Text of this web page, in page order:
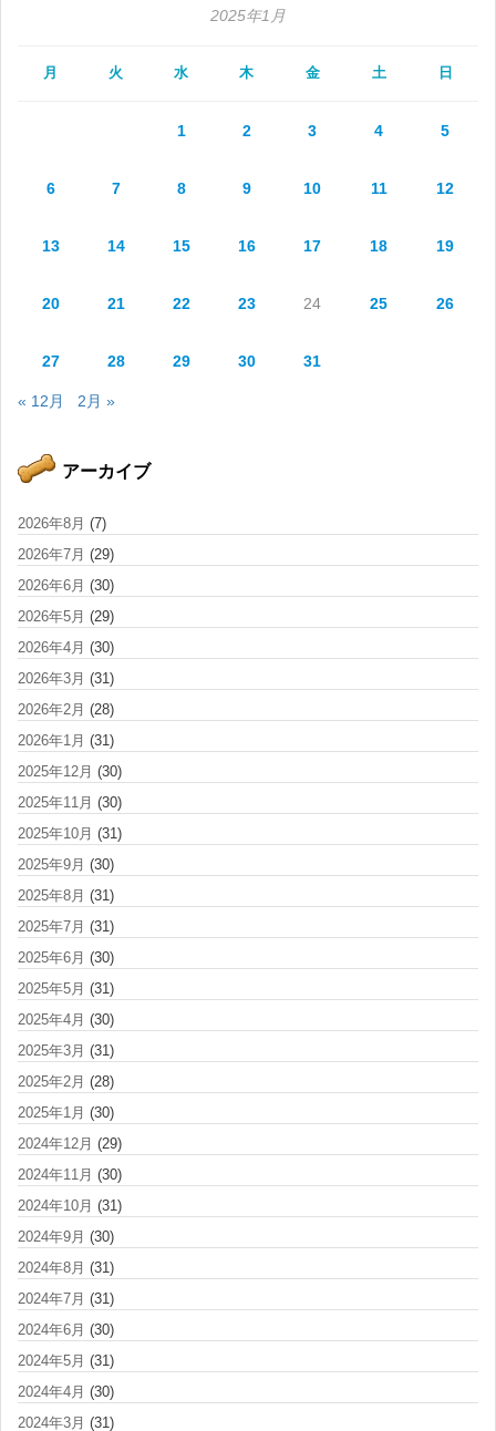
2025年1月
月 火 水 木 金 土 日
1 2 3 4 5
6 7 8 9 10 11 12
13 14 15 16 17 18 19
20 21 22 23 24 25 26
27 28 29 30 31
« 12月 2月 »
アーカイブ
2026年8月 (7)
2026年7月 (29)
2026年6月 (30)
2026年5月 (29)
2026年4月 (30)
2026年3月 (31)
2026年2月 (28)
2026年1月 (31)
2025年12月 (30)
2025年11月 (30)
2025年10月 (31)
2025年9月 (30)
2025年8月 (31)
2025年7月 (31)
2025年6月 (30)
2025年5月 (31)
2025年4月 (30)
2025年3月 (31)
2025年2月 (28)
2025年1月 (30)
2024年12月 (29)
2024年11月 (30)
2024年10月 (31)
2024年9月 (30)
2024年8月 (31)
2024年7月 (31)
2024年6月 (30)
2024年5月 (31)
2024年4月 (30)
2024年3月 (31)